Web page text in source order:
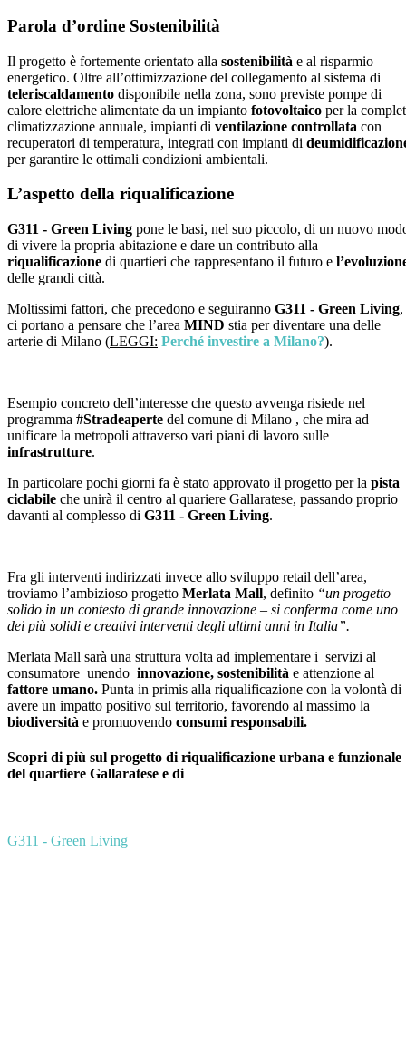
Parola d’ordine Sostenibilità
Il progetto è fortemente orientato alla sostenibilità e al risparmio
energetico. Oltre all’ottimizzazione del collegamento al sistema di
teleriscaldamento disponibile nella zona, sono previste pompe di
calore elettriche alimentate da un impianto fotovoltaico per la
climatizzazione annuale, impianti di ventilazione controllata con
recuperatori di temperatura, integrati con impianti di
per garantire le ottimali condizioni ambientali.
L’aspetto della riqualificazione
G311 - Green Living pone le basi, nel suo piccolo, di un nuovo
di vivere la propria abitazione e dare un contributo alla
riqualificazione di quartieri che rappresentano il futuro e
delle grandi città.
Moltissimi fattori, che precedono e seguiranno G311 - Green Living,
ci portano a pensare che l’area MIND stia per diventare una delle
arterie di Milano (LEGGI: Perché investire a Milano?).
Esempio concreto dell’interesse che questo avvenga risiede nel
programma #Stradeaperte del comune di Milano , che mira ad
unificare la metropoli attraverso vari piani di lavoro sulle
infrastrutture.
In particolare pochi giorni fa è stato approvato il progetto per la pista
ciclabile che unirà il centro al quariere Gallaratese, passando proprio
davanti al complesso di G311 - Green Living.
Fra gli interventi indirizzati invece allo sviluppo retail dell’area,
troviamo l’ambizioso progetto Merlata Mall, definito “un progetto
solido in un contesto di grande innovazione – si conferma come uno
dei più solidi e creativi interventi degli ultimi anni in Italia”.
Merlata Mall sarà una struttura volta ad implementare i servizi al
consumatore unendo innovazione, sostenibilità e attenzione al
fattore umano. Punta in primis alla riqualificazione con la volontà di
avere un impatto positivo sul territorio, favorendo al massimo la
biodiversità e promuovendo consumi responsabili.
Scopri di più sul progetto di riqualificazione urbana e funzionale
del quartiere Gallaratese e di
G311 - Green Living